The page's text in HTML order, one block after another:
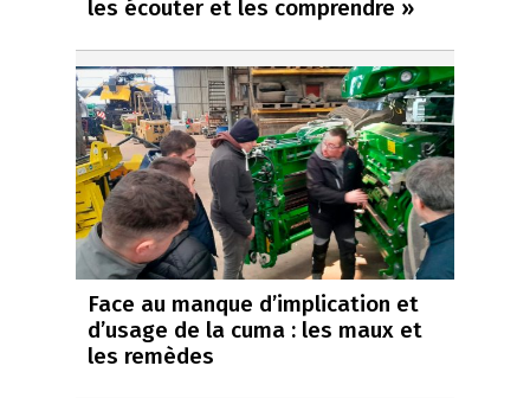
les écouter et les comprendre »
Face au manque d’implication et
d’usage de la cuma : les maux et
les remèdes